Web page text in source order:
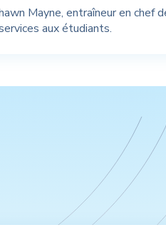
Mayne, entraîneur en chef
aux étudiants.